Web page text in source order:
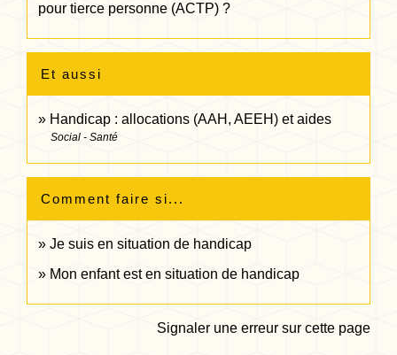
pour tierce personne (ACTP) ?
Et aussi
Handicap : allocations (AAH, AEEH) et aides
Social - Santé
Comment faire si...
Je suis en situation de handicap
Mon enfant est en situation de handicap
Signaler une erreur sur cette page